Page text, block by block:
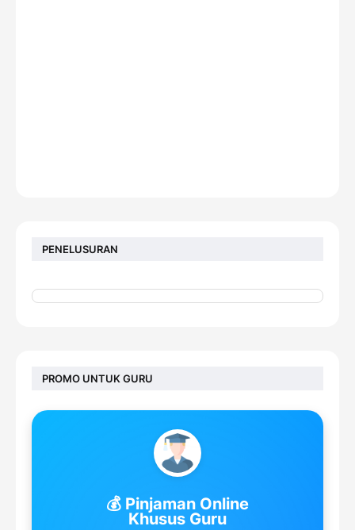
PENELUSURAN
PROMO UNTUK GURU
💰 Pinjaman Online
Khusus Guru